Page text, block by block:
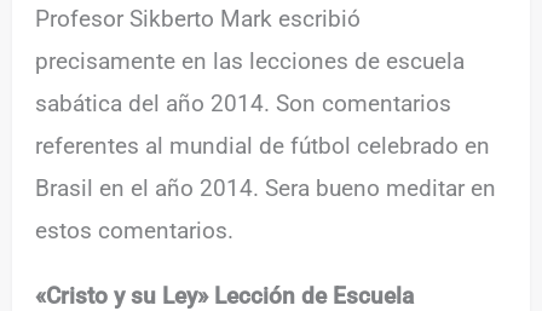
Profesor Sikberto Mark escribió
precisamente en las lecciones de escuela
sabática del año 2014. Son comentarios
referentes al mundial de fútbol celebrado en
Brasil en el año 2014. Sera bueno meditar en
estos comentarios.
«Cristo y su Ley» Lección de Escuela